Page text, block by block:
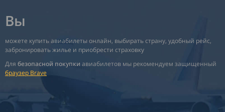
Вы
можете купить авиабилеты онлайн, выбирать страну, удобный рейс,
забронировать жилье и приобрести страховку
Для безопасной покупки авиабилетов мы рекомендуем защищенный
браузер Brave